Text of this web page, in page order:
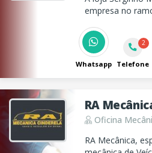
empresa no
Whatsapp
2
Telefone
RA
Oficina
RA Mecânica,